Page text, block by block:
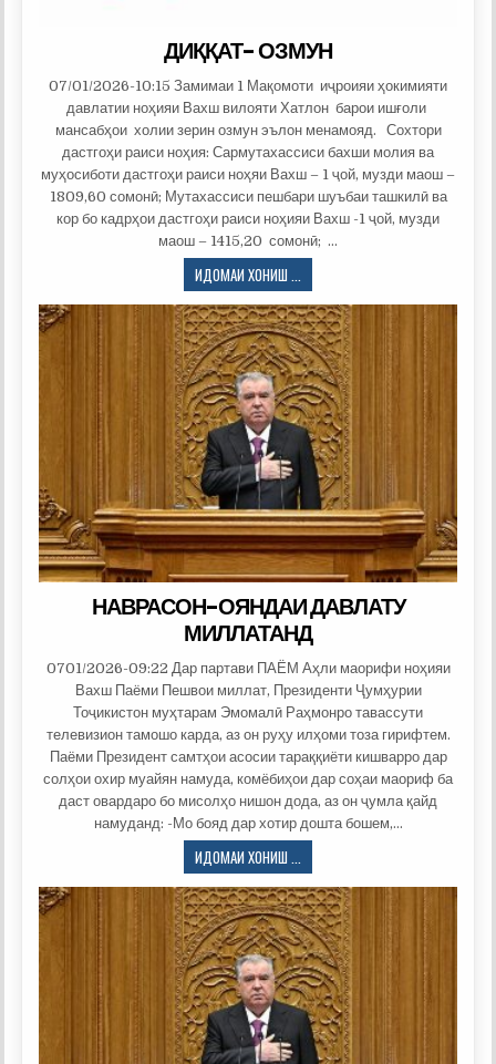
ДИҚҚАТ- ОЗМУН
07/01/2026-10:15 Замимаи 1 Мақомоти иҷроияи ҳокимияти
давлатии ноҳияи Вахш вилояти Хатлон барои ишғоли
мансабҳои холии зерин озмун эълон менамояд. Сохтори
дастгоҳи раиси ноҳия: Сармутахассиси бахши молия ва
муҳосиботи дастгоҳи раиси ноҳяи Вахш – 1 ҷой, музди маош –
1809,60 сомонӣ; Мутахассиси пешбари шуъбаи ташкилӣ ва
кор бо кадрҳои дастгоҳи раиси ноҳияи Вахш -1 ҷой, музди
маош – 1415,20 сомонӣ; …
ИДОМАИ ХОНИШ ...
ОЗМУН
НАВРАСОН-ОЯНДАИ ДАВЛАТУ
МИЛЛАТАНД
0701/2026-09:22 Дар партави ПАЁМ Аҳли маорифи ноҳияи
Вахш Паёми Пешвои миллат, Президенти Ҷумҳурии
Тоҷикистон муҳтарам Эмомалӣ Раҳмонро тавассути
телевизион тамошо карда, аз он руҳу илҳоми тоза гирифтем.
Паёми Президент самтҳои асосии тараққиёти кишварро дар
солҳои охир муайян намуда, комёбиҳои дар соҳаи маориф ба
даст овардаро бо мисолҳо нишон дода, аз он ҷумла қайд
намуданд: -Мо бояд дар хотир дошта бошем,…
ИДОМАИ ХОНИШ ...
ОЯНДАИ
ДАВЛАТУ
МИЛЛАТАНД